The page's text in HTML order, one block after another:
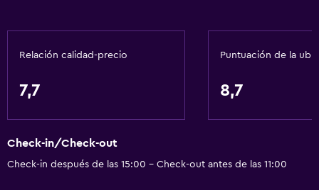
Relación calidad-precio
7,7
Puntuación de la
8,7
Check-in/Check-out
Check-in después de las 15:00 - Check-out antes de las 11:00